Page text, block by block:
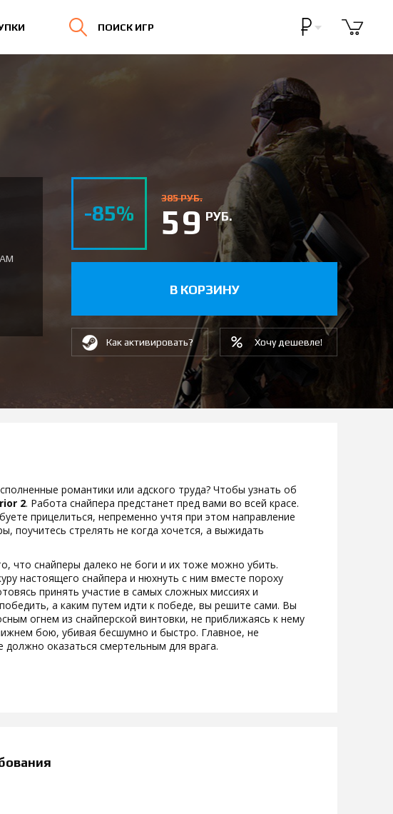
ПОИСК ИГР
-85%
385 РУБ.
59РУБ.
В КОРЗИНУ
Как активировать? Хочу дешевле!
романтики или адского труда? Чтобы узнать об
2. Работа снайпера предстанет пред вами во всей красе.
прицелиться, непременно учтя при этом направление
поучитесь стрелять не когда хочется, а выжидать
что снайперы далеко не боги и их тоже можно убить.
настоящего снайпера и нюхнуть с ним вместе пороху
принять участие в самых сложных миссиях и
а каким путем идти к победе, вы решите сами. Вы
огнем из снайперской винтовки, не приближаясь к нему
бою, убивая бесшумно и быстро. Главное, не
оказаться смертельным для врага.